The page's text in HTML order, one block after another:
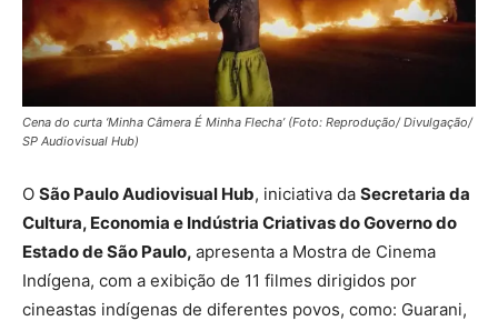
Cena do curta ‘Minha Câmera É Minha Flecha’ (Foto: Reprodução/ Divulgação/
SP Audiovisual Hub)
O São Paulo Audiovisual Hub, iniciativa da Secretaria da
Cultura, Economia e Indústria Criativas do Governo do
Estado de São Paulo, apresenta a Mostra de Cinema
Indígena, com a exibição de 11 filmes dirigidos por
cineastas indígenas de diferentes povos, como: Guarani,